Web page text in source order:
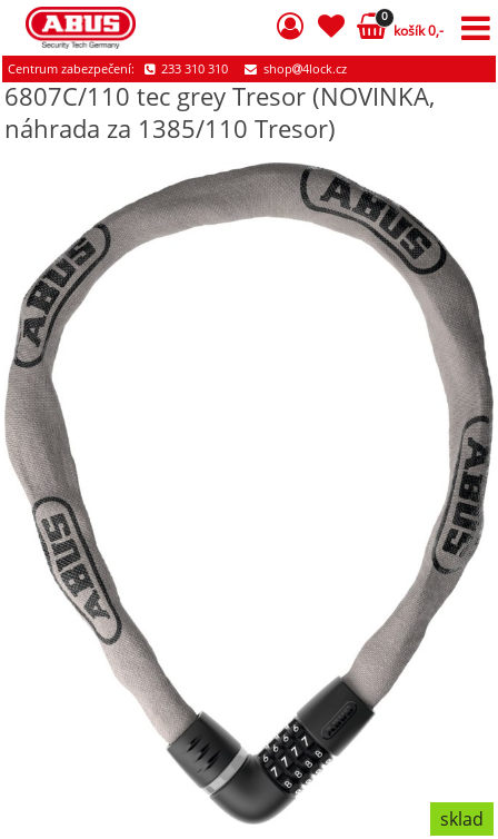
6807C/110 tec grey Tresor (NOVINKA,
náhrada za 1385/110 Tresor)
sklad
0
košík 0,-
Centrum zabezpečení: 233 310 310 shop 4lock.cz